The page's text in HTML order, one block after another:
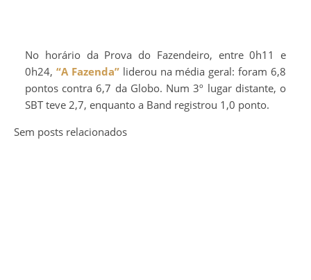
No horário da Prova do Fazendeiro, entre 0h11 e
0h24, “A Fazenda”liderou na média geral: foram 6,8
pontos contra 6,7 da Globo. Num 3º lugar distante, o
SBT teve 2,7, enquanto a Band registrou 1,0 ponto.
Sem posts relacionados